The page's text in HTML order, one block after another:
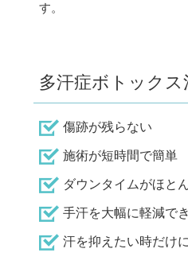
す。
多汗症ボトックス
傷跡が残らない
施術が短時間で簡単
ダウンタイムがほと
手汗を大幅に軽減で
汗を抑えたい時だけ